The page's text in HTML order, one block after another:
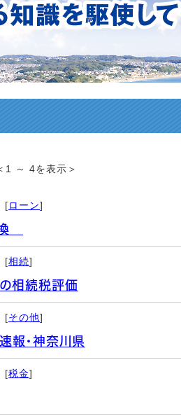
1 ～ 4を表示＞
[ローン]
換
[相続]
相続税評価
[その他]
報・神奈川県
[税金]